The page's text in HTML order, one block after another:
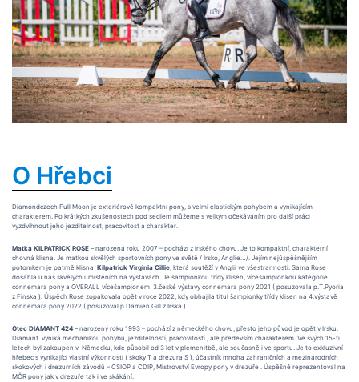
O Hřebci
Diamondczech Full Moon je exteriérově kompaktní pony, s velmi elastickým pohybem a vynikajícím
charakterem. Po krátkých zkušenostech pod sedlem můžeme s velkým očekáváním pro další práci
vyzdvihnout jeho jezditelnost, pracovitost a charakter.
Matka KILPATRICK ROSE – narozená roku 2007 – pochází z irského chovu. Je to kompaktní, charakterní
chovná klisna. Je matkou skvělých sportovních pony ve světě / Irsko, Anglie…/. Jejím nejúspěšnějším
potomkem je patrně klisna Kilpatrick Virginia Cillie, která soutěží v Anglii ve všestrannosti. Sama Rose
dosáhla u nás skvělých umístěních na výstavách. Je šampionkou třídy klisen, vícešampionkou kategorie
connemara pony a OVERALL vícešampionem 3.české výstavy connemara pony 2021 ( posuzovala p.T.Pyoria
z Finska ). Úspěch Rose zopakovala opět v roce 2022, kdy obhájila titul šampionky třídy klisen na 4.výstavě
connemara pony 2022 ( posuzoval p.Damien Gill z Irska ).
Otec DIAMANT 424 – narozený roku 1993 – pochází z německého chovu, přesto jeho původ je opět v Irsku.
Diamant vyniká mechanikou pohybu, jezditelností, pracovitostí , ale především charakterem. Ve svých 15-ti
letech byl zakoupen v Německu, kde působil od 3 let v plemenitbě, ale současně i ve sportu. Je to exkluzivní
hřebec s vynikající vlastní výkonností ( skoky T a drezura S ), účastník mnoha zahraničních a mezinárodních
skokových i drezurních závodů – CSIOP a CDIP, Mistrovství Evropy pony v drezuře . Úspěšně reprezentoval na
MČR pony jak v drezuře tak i ve skákání.